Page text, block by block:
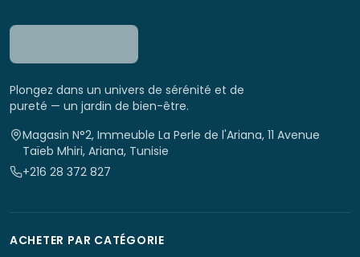
Plongez dans un univers de sérénité et de
pureté — un jardin de bien-être.
Magasin N°2, Immeuble La Perle de l'Ariana, 11 Avenue
Taïeb Mhiri, Ariana, Tunisie
+216 28 372 827
ACHETER PAR CATÉGORIE